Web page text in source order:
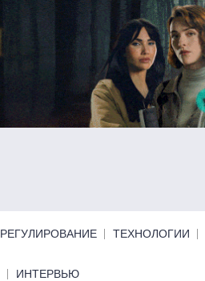
РЕГУЛИРОВАНИЕ ТЕХНОЛОГИИ
ИНТЕРВЬЮ